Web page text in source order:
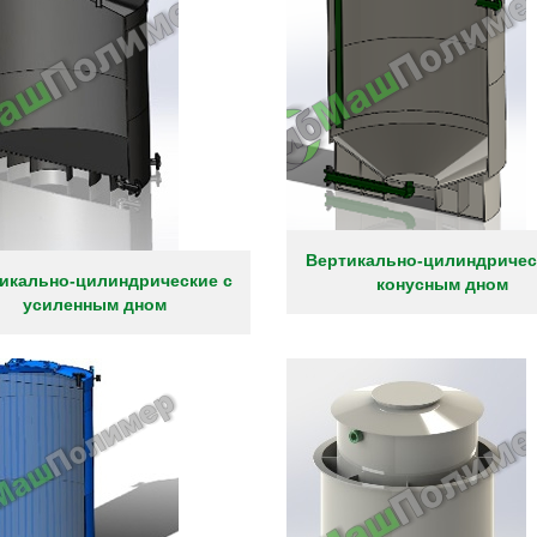
цилиндрические с
усиленным дном
Вертикально-
конусным дном